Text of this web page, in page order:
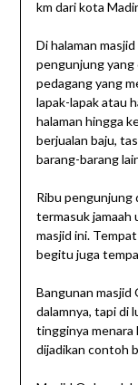
km dari kota
Di halaman
pengunjung
pedagang yang
lapak-lapak atau
halaman hingga
berjualan baju,
barang-barang
Ribu pengunjung
termasuk jamaah
masjid ini.
begitu juga
Bangunan
dalamnya, tapi di
tingginya menara
dijadikan contoh